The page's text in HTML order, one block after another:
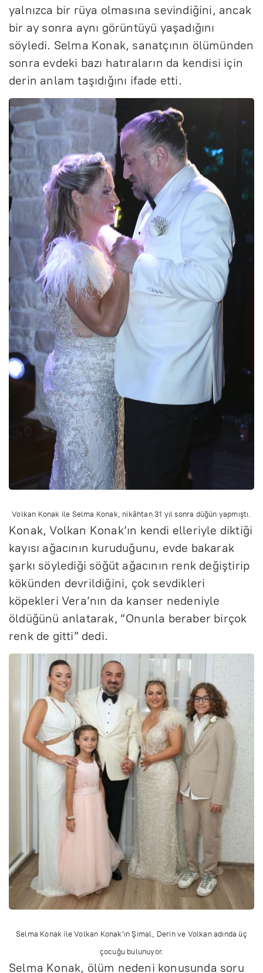
yalnızca bir rüya olmasına sevindiğini, ancak
bir ay sonra aynı görüntüyü yaşadığını
söyledi. Selma Konak, sanatçının ölümünden
sonra evdeki bazı hatıraların da kendisi için
derin anlam taşıdığını ifade etti.
Volkan Konak ile Selma Konak, nikâhtan 31 yıl sonra düğün yapmıştı.
Konak, Volkan Konak’ın kendi elleriyle diktiği
kayısı ağacının kuruduğunu, evde bakarak
şarkı söylediği söğüt ağacının renk değiştirip
kökünden devrildiğini, çok sevdikleri
köpekleri Vera’nın da kanser nedeniyle
öldüğünü anlatarak, “Onunla beraber birçok
renk de gitti” dedi.
Selma Konak ile Volkan Konak’ın Şimal, Derin ve Volkan adında üç
çocuğu bulunuyor.
Selma Konak, ölüm nedeni konusunda soru